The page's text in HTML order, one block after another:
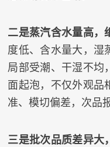
二是蒸汽含水量高，
度低、含水量大，湿
局部受潮、干湿不均
面起泡，不仅外观品
准、模切偏差，次品
三是批次品质差异大